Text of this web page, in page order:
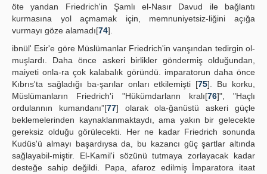
öte yandan Friedrich'in Şamlı el-Nasır Davud ile bağlantı
kurmasına yol açmamak için, memnuniyetsiz-liğini açığa
vurmayı göze alamadı[74].
ibnül' Esir'e göre Müslümanlar Friedrich'in vanşından tedirgin ol-
muşlardı. Daha önce askeri birlikler göndermiş olduğundan,
maiyeti onla-ra çok kalabalık göründü. imparatorun daha önce
Kıbrıs'ta sağladığı ba-şarılar onları etkilemişti [75]. Bu korku,
Müslümanların Friedrich'i "Hükümdarlann kralı[76]", "Haçlı
ordulannın kumandanı”[77] olarak ola-ğanüstü askeri güçle
beklemelerinden kaynaklanmaktaydı, ama yakın bir gelecekte
gereksiz olduğu görülecekti. Her ne kadar Friedrich sonunda
Kudüs'ü almayı başardıysa da, bu kazancı güç şartlar altında
sağlayabil-miştir. El-Kamil'i sözünü tutmaya zorlayacak kadar
desteğe sahip değildi. Papa, afaroz edilmiş İmparatora itaat